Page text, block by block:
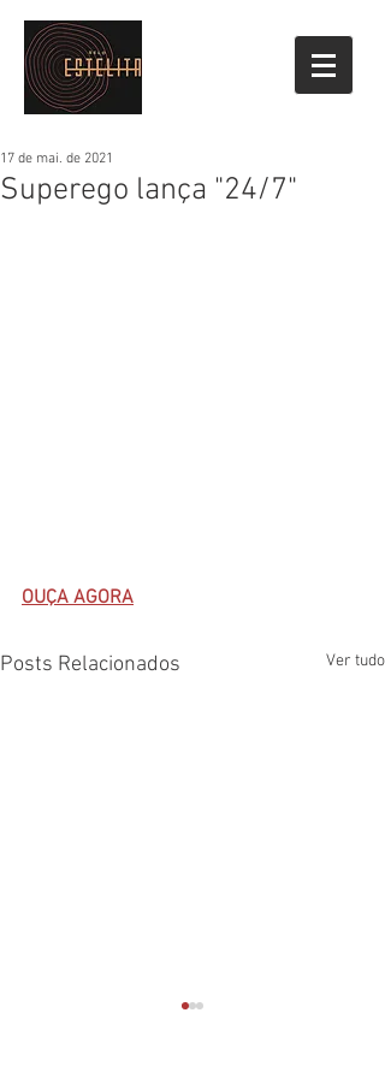
Superego lança "24/7"
17 de mai. de 2021
OUÇA AGORA
Posts Relacionados Ver tudo